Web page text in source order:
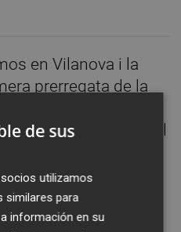
en Vilanova i la
prerregata de la
equipos que
las Cien Guineas el
se estrenan en
Por este motivo
Catá, vicepresidenta
(America's Cup
de sus
utilizamos
similares para
información en su